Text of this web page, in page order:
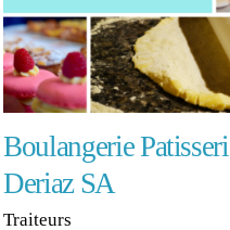
Boulangerie
Deriaz SA
Traiteurs